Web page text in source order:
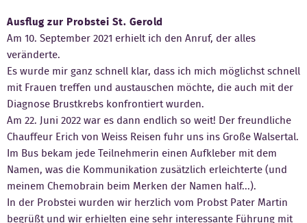
Ausflug zur Probstei St. Gerold
Am 10. September 2021 erhielt ich den Anruf, der alles
veränderte.
Es wurde mir ganz schnell klar, dass ich mich möglichst schnell
mit Frauen treffen und austauschen möchte, die auch mit der
Diagnose Brustkrebs konfrontiert wurden.
Am 22. Juni 2022 war es dann endlich so weit! Der freundliche
Chauffeur Erich von Weiss Reisen fuhr uns ins Große Walsertal.
Im Bus bekam jede Teilnehmerin einen Aufkleber mit dem
Namen, was die Kommunikation zusätzlich erleichterte (und
meinem Chemobrain beim Merken der Namen half...).
In der Probstei wurden wir herzlich vom Probst Pater Martin
begrüßt und wir erhielten eine sehr interessante Führung mit